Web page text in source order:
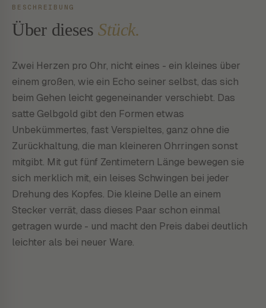
BESCHREIBUNG
Über dieses Stück.
Zwei Herzen pro Ohr, nicht eines - ein kleines über
einem großen, wie ein Echo seiner selbst, das sich
beim Gehen leicht gegeneinander verschiebt. Das
satte Gelbgold gibt den Formen etwas
Unbekümmertes, fast Verspieltes, ganz ohne die
Zurückhaltung, die man kleineren Ohrringen sonst
mitgibt. Mit gut fünf Zentimetern Länge bewegen sie
sich merklich mit, ein leises Schwingen bei jeder
Drehung des Kopfes. Die kleine Delle an einem
Stecker verrät, dass dieses Paar schon einmal
getragen wurde - und macht den Preis dabei deutlich
leichter als bei neuer Ware.